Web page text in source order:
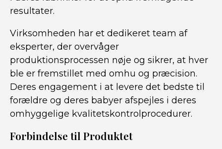
resultater.
Virksomheden har et dedikeret team af
eksperter, der overvåger
produktionsprocessen nøje og sikrer, at hver
ble er fremstillet med omhu og præcision.
Deres engagement i at levere det bedste til
forældre og deres babyer afspejles i deres
omhyggelige kvalitetskontrolprocedurer.
Forbindelse til Produktet